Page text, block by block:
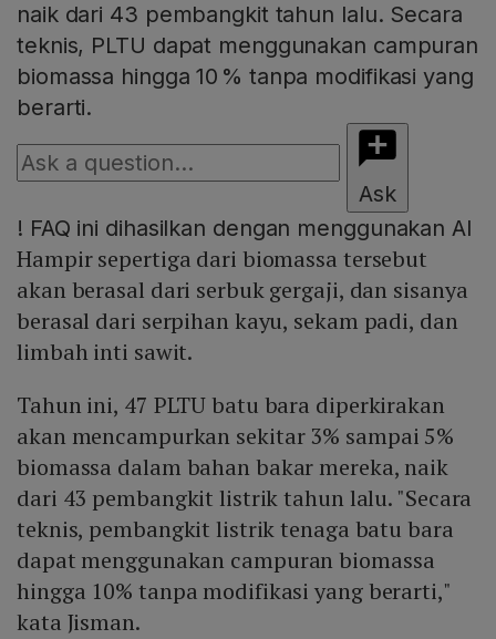
naik dari 43 pembangkit tahun lalu. Secara
teknis, PLTU dapat menggunakan campuran
biomassa hingga 10 % tanpa modifikasi yang
berarti.
Ask
! FAQ ini dihasilkan dengan menggunakan AI
Hampir sepertiga dari biomassa tersebut
akan berasal dari serbuk gergaji, dan sisanya
berasal dari serpihan kayu, sekam padi, dan
limbah inti sawit.
Tahun ini, 47 PLTU batu bara diperkirakan
akan mencampurkan sekitar 3% sampai 5%
biomassa dalam bahan bakar mereka, naik
dari 43 pembangkit listrik tahun lalu. "Secara
teknis, pembangkit listrik tenaga batu bara
dapat menggunakan campuran biomassa
hingga 10% tanpa modifikasi yang berarti,"
kata Jisman.